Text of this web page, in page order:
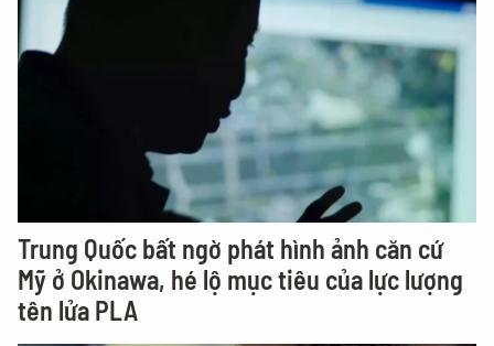
Trung Quốc bất ngờ phát hình ảnh căn cứ
Mỹ ở Okinawa, hé lộ mục tiêu của lực lượng
tên lửa PLA